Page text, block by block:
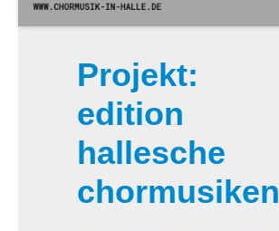
Projekt:
edition
hallesche
chormusiken